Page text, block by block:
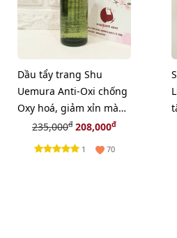
Dầu tẩy trang Shu
Uemura Anti-Oxi chống
Oxy hoá, giảm xỉn màu
da - 50ml
235,000đ 208,000đ
1 70